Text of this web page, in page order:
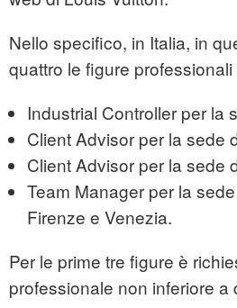
Nello specifico, in Italia, in
quattro le figure
Industrial Controller per la
Client Advisor per la sede
Client Advisor per la sede
Team Manager per la
Firenze e Venezia.
Per le prime tre figure è
professionale non inferiore a